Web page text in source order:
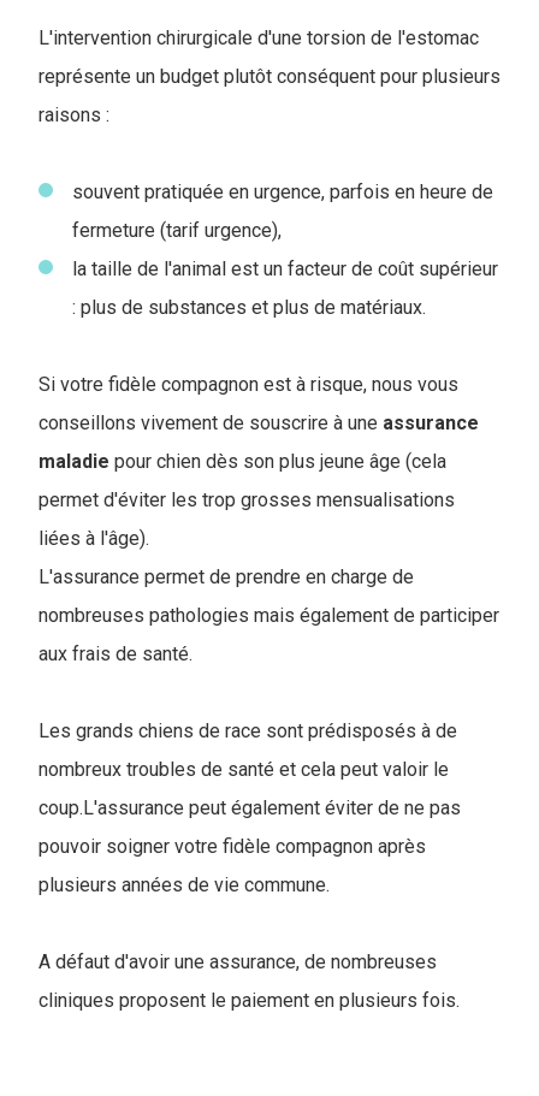
L'intervention chirurgicale d'une torsion de l'estomac
représente un budget plutôt conséquent pour plusieurs
raisons :
souvent pratiquée en urgence, parfois en heure de
fermeture (tarif urgence),
la taille de l'animal est un facteur de coût supérieur
: plus de substances et plus de matériaux.
Si votre fidèle compagnon est à risque, nous vous
conseillons vivement de souscrire à une assurance
maladie pour chien dès son plus jeune âge (cela
permet d'éviter les trop grosses mensualisations
liées à l'âge).
L'assurance permet de prendre en charge de
nombreuses pathologies mais également de participer
aux frais de santé.
Les grands chiens de race sont prédisposés à de
nombreux troubles de santé et cela peut valoir le
coup.L'assurance peut également éviter de ne pas
pouvoir soigner votre fidèle compagnon après
plusieurs années de vie commune.
A défaut d'avoir une assurance, de nombreuses
cliniques proposent le paiement en plusieurs fois.